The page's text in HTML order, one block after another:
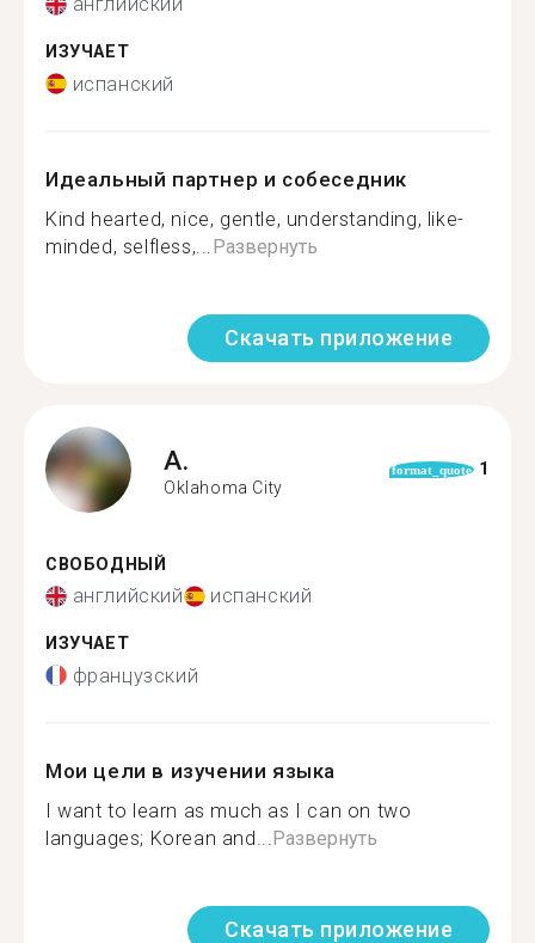
ИЗУЧАЕТ
испанский
Идеальный партнер и собеседник
Kind hearted, nice, gentle, understanding, like-
minded, selfless,... Развернуть
Скачать приложение
A.
Oklahoma City
format_quote 1
СВОБОДНЫЙ
английский испанский
ИЗУЧАЕТ
французский
Мои цели в изучении языка
I want to learn as much as I can on two
languages; Korean and... Развернуть
Скачать приложение